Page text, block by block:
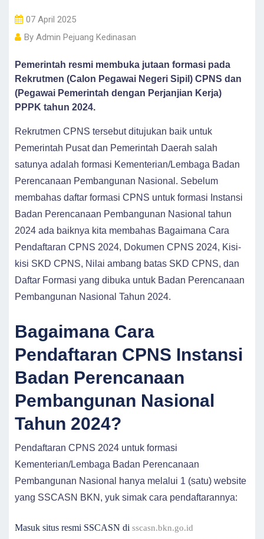
07 April 2025
By Admin Pejuang Kedinasan
Pemerintah resmi membuka jutaan formasi pada
Rekrutmen (Calon Pegawai Negeri Sipil) CPNS dan
(Pegawai Pemerintah dengan Perjanjian Kerja)
PPPK tahun 2024.
Rekrutmen CPNS tersebut ditujukan baik untuk
Pemerintah Pusat dan Pemerintah Daerah salah
satunya adalah formasi Kementerian/Lembaga Badan
Perencanaan Pembangunan Nasional. Sebelum
membahas daftar formasi CPNS untuk formasi Instansi
Badan Perencanaan Pembangunan Nasional tahun
2024 ada baiknya kita membahas Bagaimana Cara
Pendaftaran CPNS 2024, Dokumen CPNS 2024, Kisi-
kisi SKD CPNS, Nilai ambang batas SKD CPNS, dan
Daftar Formasi yang dibuka untuk Badan Perencanaan
Pembangunan Nasional Tahun 2024.
Bagaimana Cara
Pendaftaran CPNS Instansi
Badan Perencanaan
Pembangunan Nasional
Tahun 2024?
Pendaftaran CPNS 2024 untuk formasi
Kementerian/Lembaga Badan Perencanaan
Pembangunan Nasional hanya melalui 1 (satu) website
yang SSCASN BKN, yuk simak cara pendaftarannya:
Masuk situs resmi SSCASN di sscasn.bkn.go.id